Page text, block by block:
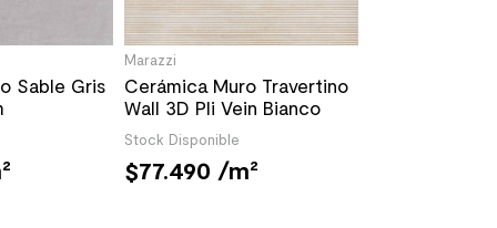
Sable Gris
Marazzi
Cerámica Muro Travertino
Wall 3D Pli Vein Bianco
Mate 40x120 cm
Stock Disponible
77.490 /m²